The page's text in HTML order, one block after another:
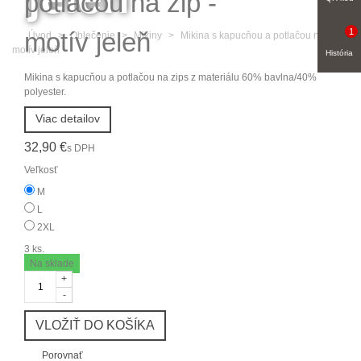
Úvod > Oblečenie > Mikiny >
Mikina s kapucňou a potlačou na zip -
motív jeleň
motív jeleň
Mikina s kapucňou a potlačou na zips z materiálu 60% bavlna/40%
polyester.
Viac detailov
32,90 €s DPH
Veľkosť
M
L
2XL
3 ks.
Na sklade
-
+
VLOŽIŤ DO KOŠÍKA
Porovnať
História
1